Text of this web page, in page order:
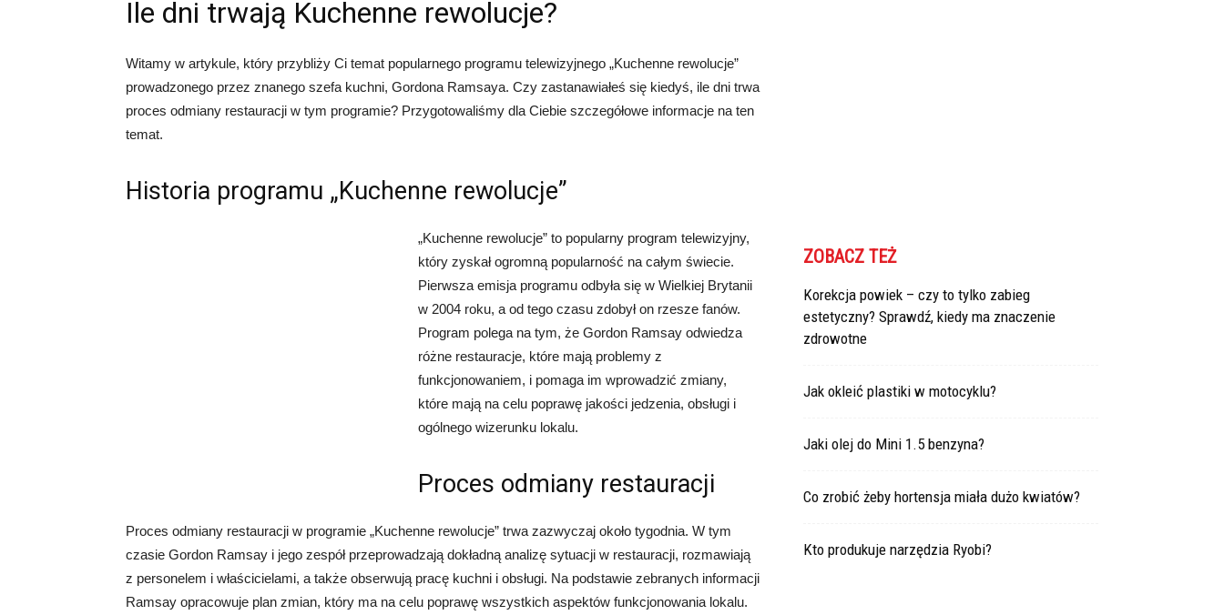
Ile dni trwają Kuchenne rewolucje?
Witamy w artykule, który przybliży Ci temat popularnego programu telewizyjnego „Kuchenne rewolucje”
prowadzonego przez znanego szefa kuchni, Gordona Ramsaya. Czy zastanawiałeś się kiedyś, ile dni trwa
proces odmiany restauracji w tym programie? Przygotowaliśmy dla Ciebie szczegółowe informacje na ten
temat.
Historia programu „Kuchenne rewolucje”
„Kuchenne rewolucje” to popularny program telewizyjny,
który zyskał ogromną popularność na całym świecie.
Pierwsza emisja programu odbyła się w Wielkiej Brytanii
w 2004 roku, a od tego czasu zdobył on rzesze fanów.
Program polega na tym, że Gordon Ramsay odwiedza
różne restauracje, które mają problemy z
funkcjonowaniem, i pomaga im wprowadzić zmiany,
które mają na celu poprawę jakości jedzenia, obsługi i
ogólnego wizerunku lokalu.
Proces odmiany restauracji
Proces odmiany restauracji w programie „Kuchenne rewolucje” trwa zazwyczaj około tygodnia. W tym
czasie Gordon Ramsay i jego zespół przeprowadzają dokładną analizę sytuacji w restauracji, rozmawiają
z personelem i właścicielami, a także obserwują pracę kuchni i obsługi. Na podstawie zebranych informacji
Ramsay opracowuje plan zmian, który ma na celu poprawę wszystkich aspektów funkcjonowania lokalu.
ZOBACZ TEŻ
Korekcja powiek – czy to tylko zabieg
estetyczny? Sprawdź, kiedy ma znaczenie
zdrowotne
Jak okleić plastiki w motocyklu?
Jaki olej do Mini 1.5 benzyna?
Co zrobić żeby hortensja miała dużo kwiatów?
Kto produkuje narzędzia Ryobi?